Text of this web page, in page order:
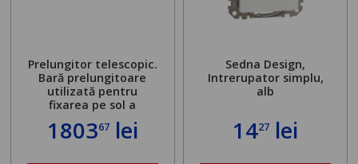
Prelungitor telescopic.
Bară prelungitoare
utilizată pentru
fixarea pe sol a
standului mașinii de
găurit în locul
180367lei
Sedna Design,
Intrerupator simplu,
alb
1427 lei